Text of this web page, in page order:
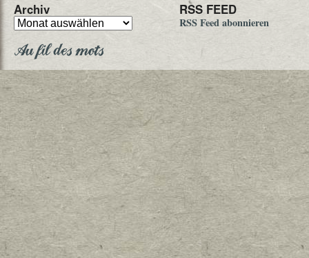
Archiv RSS FEED
RSS Feed abonnieren
Au fil des mots